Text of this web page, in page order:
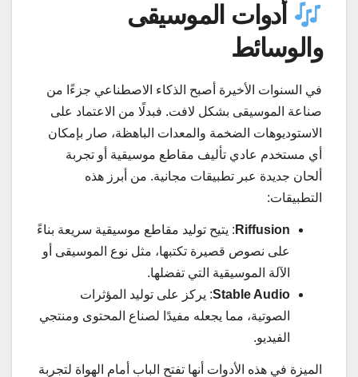
أدوات الموسيقى
والوسائط
في السنوات الأخيرة أصبح الذكاء الاصطناعي جزءًا من
صناعة الموسيقى بشكل لافت. فبدلًا من الاعتماد على
الاستوديوهات الضخمة والمعدات الباهظة، صار بإمكان
أي مستخدم عادي تأليف مقاطع موسيقية أو تجربة
ألحان جديدة عبر تطبيقات مجانية. من أبرز هذه
التطبيقات:
Riffusion : يتيح توليد مقاطع موسيقية سريعة بناءً
على نصوص قصيرة تكتبها، مثل نوع الموسيقى أو
الآلة الموسيقية التي تفضلها.
Stable Audio: يركز على توليد المؤثرات
الصوتية، مما يجعله مفيدًا لصناع المحتوى ومنتجي
الفيديو.
الميزة في هذه الأدوات أنها تفتح الباب أمام الهواة لتجربة